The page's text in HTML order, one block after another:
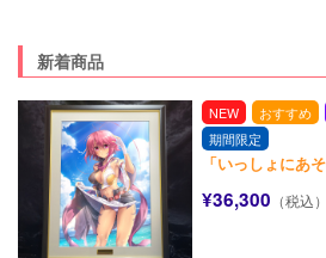
新着商品
NEW おすすめ
期間限定
「いっしょにあ
¥36,300 （税込）